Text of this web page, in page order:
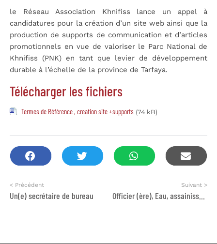
le Réseau Association Khnifiss lance un appel à
candidatures pour la création d’un site web ainsi que la
production de supports de communication et d’articles
promotionnels en vue de valoriser le Parc National de
Khnifiss (PNK) en tant que levier de développement
durable à l’échelle de la province de Tarfaya.
Télécharger les fichiers
Termes de Référence , creation site +supports (74 kB)
< Précédent
Un(e) secrétaire de bureau
Suivant >
Officier (ère), Eau, assainissement et hygiène